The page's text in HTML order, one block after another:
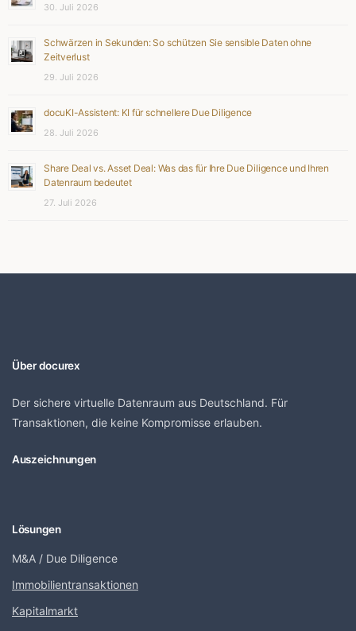
30. Juli 2026
Schwärzen in Sekunden: So schützen Sie sensible Daten ohne
Zeitverlust
29. Juli 2026
docuKI-Assistent: KI für schnellere Due Diligence
28. Juli 2026
Share Deal vs. Asset Deal: Was das für Ihre Due Diligence und Ihren
Datenraum bedeutet
27. Juli 2026
Über docurex
Der sichere virtuelle Datenraum aus Deutschland. Für
Transaktionen, die keine Kompromisse erlauben.
Auszeichnungen
Lösungen
M&A / Due Diligence
Immobilientransaktionen
Kapitalmarkt